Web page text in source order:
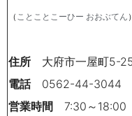
（ ことことこーひー おおぶてん ）
住所 大府市一屋町5-
電話0562-44-3044
営業時間 7:30～18:00